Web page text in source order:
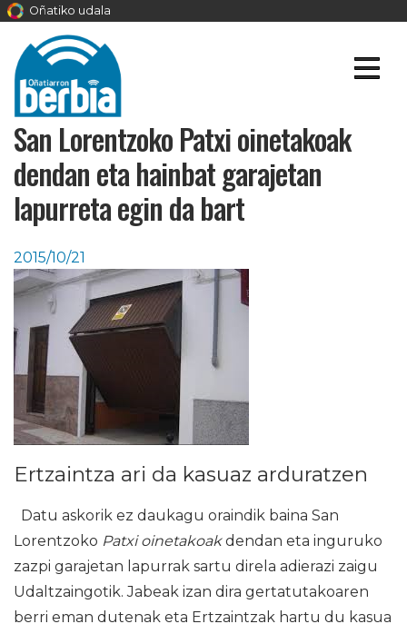
Oñatiko udala
San Lorentzoko Patxi oinetakoak
dendan eta hainbat garajetan
lapurreta egin da bart
2015/10/21
Ertzaintza ari da kasuaz arduratzen
Datu askorik ez daukagu oraindik baina San
Lorentzoko Patxi oinetakoakdendan eta inguruko
zazpi garajetan lapurrak sartu direla adierazi zaigu
Udaltzaingotik. Jabeak izan dira gertatutakoaren
berri eman dutenak eta Ertzaintzak hartu du kasua